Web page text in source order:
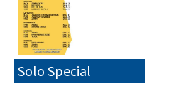
Solo Special